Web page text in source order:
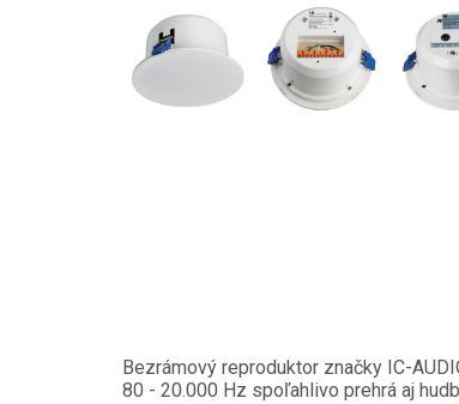
Bezrámový reproduktor značky IC-
80 - 20.000 Hz spoľahlivo prehrá aj